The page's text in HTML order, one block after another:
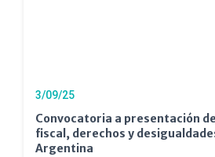
3/09/25
Convocatoria a presentación
fiscal, derechos y
Argentina